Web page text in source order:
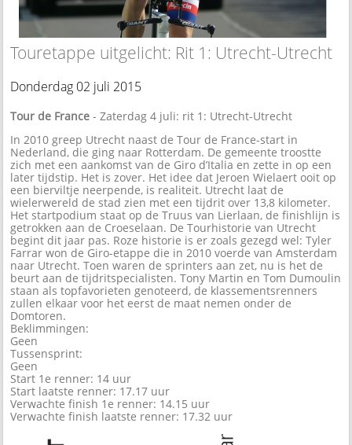
Touretappe uitgelicht: Rit 1: Utrecht-Utrecht
Donderdag 02 juli 2015
Tour de France - Zaterdag 4 juli: rit 1: Utrecht-Utrecht
In 2010 greep Utrecht naast de Tour de France-start in
Nederland, die ging naar Rotterdam. De gemeente troostte
zich met een aankomst van de Giro d’Italia en zette in op een
later tijdstip. Het is zover. Het idee dat Jeroen Wielaert ooit op
een bierviltje neerpende, is realiteit. Utrecht laat de
wielerwereld de stad zien met een tijdrit over 13,8 kilometer.
Het startpodium staat op de Truus van Lierlaan, de finishlijn is
getrokken aan de Croeselaan. De Tourhistorie van Utrecht
begint dit jaar pas. Roze historie is er zoals gezegd wel: Tyler
Farrar won de Giro-etappe die in 2010 voerde van Amsterdam
naar Utrecht. Toen waren de sprinters aan zet, nu is het de
beurt aan de tijdritspecialisten. Tony Martin en Tom Dumoulin
staan als topfavorieten genoteerd, de klassementsrenners
zullen elkaar voor het eerst de maat nemen onder de
Domtoren.
Beklimmingen:
Geen
Tussensprint:
Geen
Start 1e renner: 14 uur
Start laatste renner: 17.17 uur
Verwachte finish 1e renner: 14.15 uur
Verwachte finish laatste renner: 17.32 uur